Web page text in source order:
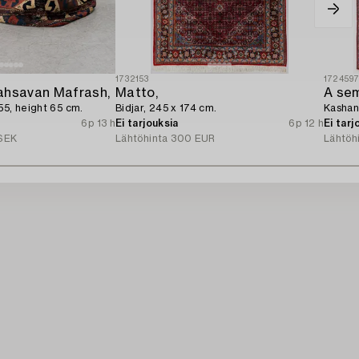
Mafrash,
height 65 cm.
6p 13 h
1732153
Matto,
Bidjar, 245 x 174 cm.
Ei tarjouksia
6p 12 h
Lähtöhinta 300 EUR
A
Ei